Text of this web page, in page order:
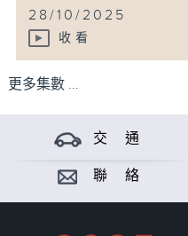
28/10/2025
收看
更多集數 ...
交 通
聯 絡